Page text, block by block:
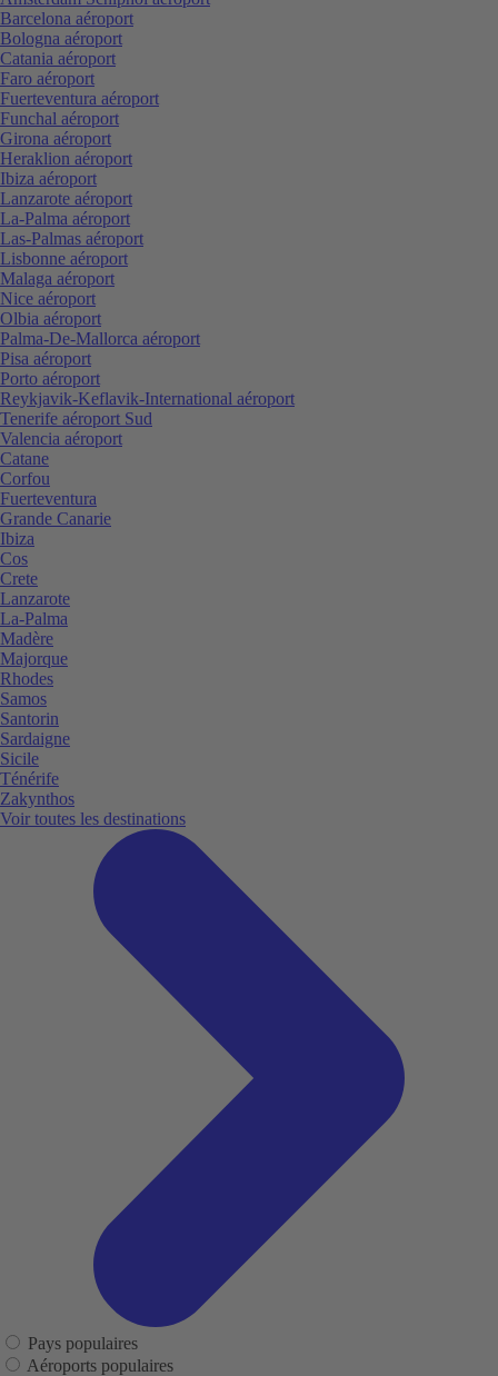
Barcelona aéroport
Bologna aéroport
Catania aéroport
Faro aéroport
Fuerteventura aéroport
Funchal aéroport
Girona aéroport
Heraklion aéroport
Ibiza aéroport
Lanzarote aéroport
La-Palma aéroport
Las-Palmas aéroport
Lisbonne aéroport
Malaga aéroport
Nice aéroport
Olbia aéroport
Palma-De-Mallorca aéroport
Pisa aéroport
Porto aéroport
Reykjavik-Keflavik-International aéroport
Tenerife aéroport Sud
Valencia aéroport
Catane
Corfou
Fuerteventura
Grande Canarie
Ibiza
Cos
Crete
Lanzarote
La-Palma
Madère
Majorque
Rhodes
Samos
Santorin
Sardaigne
Sicile
Ténérife
Zakynthos
Voir toutes les destinations
Pays populaires
Aéroports populaires